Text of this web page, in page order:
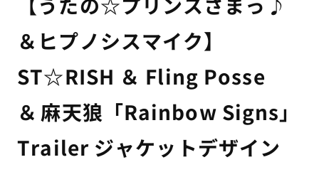
＆ヒプノシスマイク】
ST☆RISH ＆ Fling Posse
＆ 麻天狼「Rainbow Signs」
Trailer ジャケットデザイン